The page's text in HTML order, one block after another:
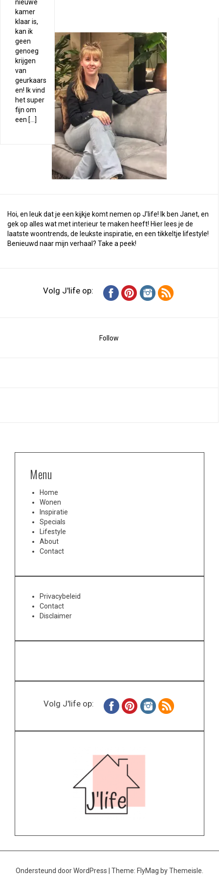
nieuwe
kamer
klaar is,
kan ik
geen
genoeg
krijgen
van
geurkaars
en! Ik vind
het super
fijn om
een […]
Hoi, en leuk dat je een kijkje komt nemen op J'life! Ik ben Janet, en
gek op alles wat met interieur te maken heeft! Hier lees je de
laatste woontrends, de leukste inspiratie, en een tikkeltje lifestyle!
Benieuwd naar mijn verhaal? Take a peek!
Volg J'life op:
Follow
Menu
Home
Wonen
Inspiratie
Specials
Lifestyle
About
Contact
Privacybeleid
Contact
Disclaimer
Volg J'life op:
Ondersteund door WordPress Theme: FlyMag by Themeisle.